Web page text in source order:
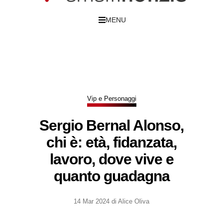
MENU
Vip e Personaggi
Sergio Bernal Alonso,
chi è: età, fidanzata,
lavoro, dove vive e
quanto guadagna
14 Mar 2024 di Alice Oliva